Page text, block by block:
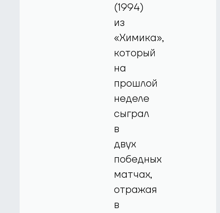
(1994)
из
«Химика»,
который
на
прошлой
неделе
сыграл
в
двух
победных
матчах,
отражая
в